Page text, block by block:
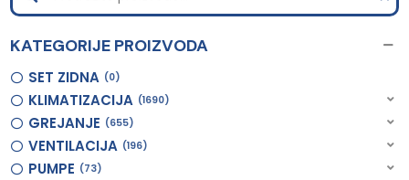
KATEGORIJE PROIZVODA
SET ZIDNA 0
KLIMATIZACIJA 1690
GREJANJE 655
VENTILACIJA 196
PUMPE 73